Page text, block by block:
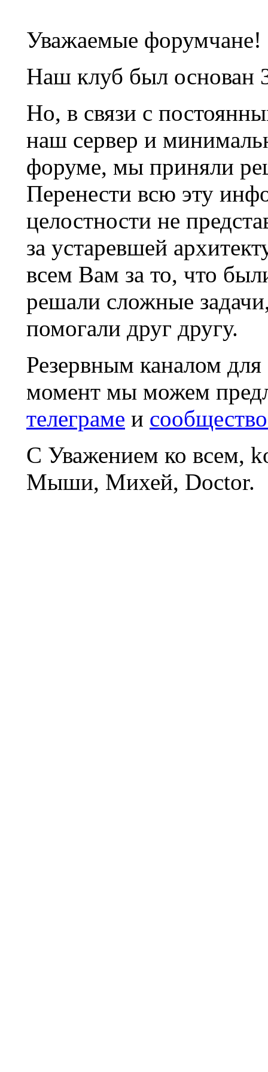
Уважаемые форумчане!
Наш клуб был основан
Но, в связи с
наш сервер и
форуме, мы приняли
Перенести всю эту
целостности не
за устаревшей
всем Вам за то, что
решали сложные
помогали друг другу.
Резервным каналом
момент мы можем
телеграме и
С Уважением ко всем,
Мыши, Михей, Doctor.